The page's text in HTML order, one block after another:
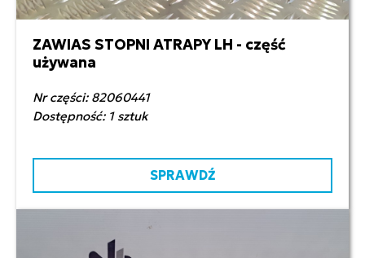
120,00 zł netto
ZAWIAS STOPNI ATRAPY LH - część
używana
Nr części: 82060441
Dostępność: 1 sztuk
SPRAWDŹ